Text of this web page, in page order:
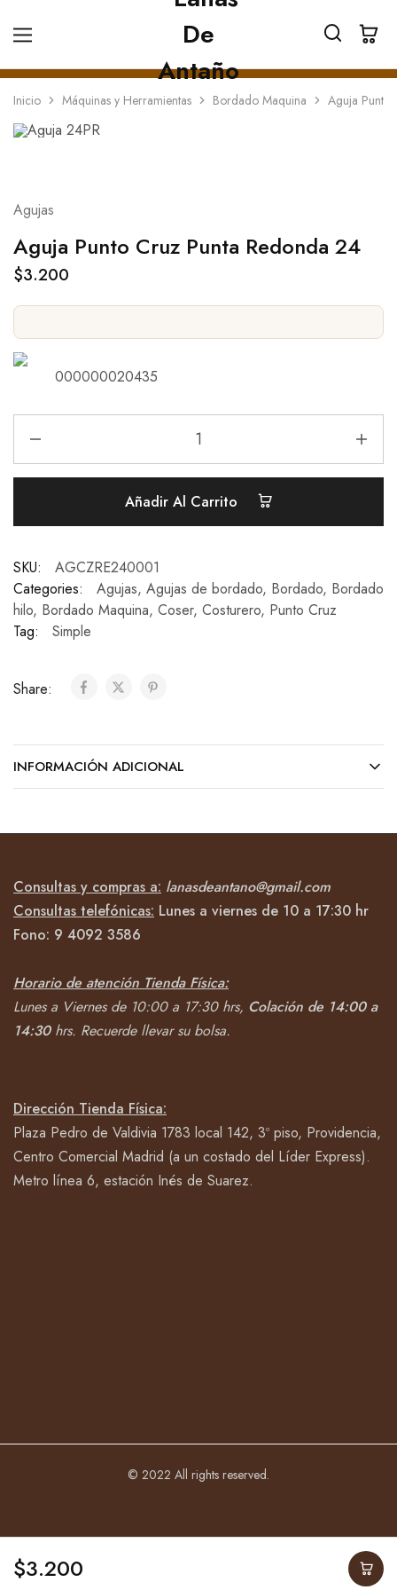
Inicio Máquinas y Herramientas Bordado Maquina Aguja Punto
Agujas
Aguja Punto Cruz Punta Redonda 24
$3.200
000000020435
Añadir Al Carrito
SKU:
AGCZRE240001
Categories:
Agujas, Agujas de bordado, Bordado, Bordado
hilo, Bordado Maquina, Coser, Costurero, Punto Cruz
Tag:
Simple
Share:
INFORMACIÓN ADICIONAL
Consultas y compras a: lanasdeantano@gmail.com
Consultas telefónicas: Lunes a viernes de 10 a 17:30 hr
Fono: 9 4092 3586
Horario de atención Tienda Física:
Lunes a Viernes de 10:00 a 17:30 hrs, Colación de 14:00 a
14:30hrs. Recuerde llevar su bolsa.
Dirección Tienda Física:
Plaza Pedro de Valdivia 1783 local 142, 3º piso, Providencia,
Centro Comercial Madrid (a un costado del Líder Express).
Metro línea 6, estación Inés de Suarez.
© 2022 All rights reserved.
$3.200